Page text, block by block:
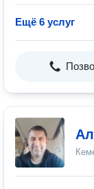
Ещё 6 услуг